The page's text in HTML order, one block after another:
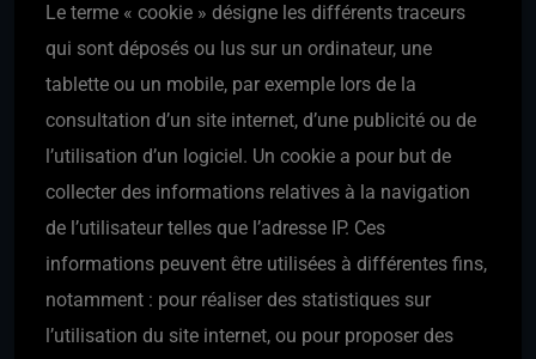
Le terme « cookie » désigne les différents traceurs
qui sont déposés ou lus sur un ordinateur, une
tablette ou un mobile, par exemple lors de la
consultation d’un site internet, d’une publicité ou de
l’utilisation d’un logiciel. Un cookie a pour but de
collecter des informations relatives à la navigation
de l’utilisateur telles que l’adresse IP. Ces
informations peuvent être utilisées à différentes fins,
notamment : pour réaliser des statistiques sur
l’utilisation du site internet, ou pour proposer des